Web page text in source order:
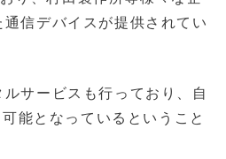
信デバイスが提供されてい
サービスも行っており、自
能となっているということ